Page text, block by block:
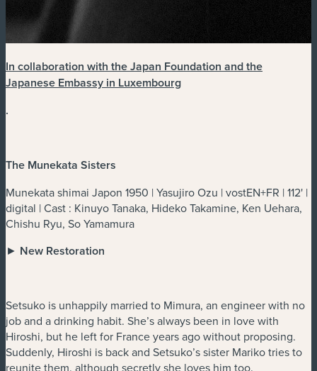
In collaboration with the Japan Foundation and the
Japanese Embassy in Luxembourg
.
The Munekata Sisters
Munekata shimai Japon 1950 | Yasujiro Ozu | vostEN+FR | 112' |
digital | Cast : Kinuyo Tanaka, Hideko Takamine, Ken Uehara,
Chishu Ryu, So Yamamura
► New Restoration
Setsuko is unhappily married to Mimura, an engineer with no
job and a drinking habit. She’s always been in love with
Hiroshi, but he left for France years ago without proposing.
Suddenly, Hiroshi is back and Setsuko’s sister Mariko tries to
reunite them, although secretly she loves him too.